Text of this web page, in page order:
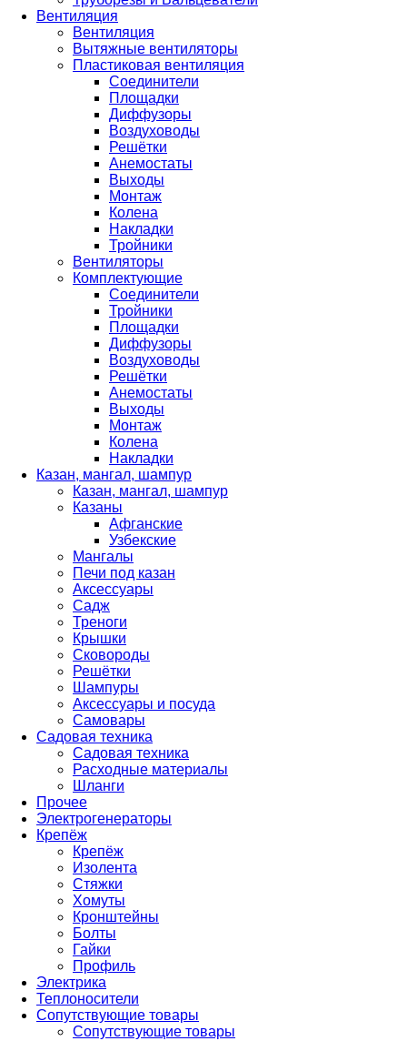
Вентиляция
Вентиляция
Вытяжные вентиляторы
Пластиковая вентиляция
Соединители
Площадки
Диффузоры
Воздуховоды
Решётки
Анемостаты
Выходы
Монтаж
Колена
Накладки
Тройники
Вентиляторы
Комплектующие
Соединители
Тройники
Площадки
Диффузоры
Воздуховоды
Решётки
Анемостаты
Выходы
Монтаж
Колена
Накладки
Казан, мангал, шампур
Казан, мангал, шампур
Казаны
Афганские
Узбекские
Мангалы
Печи под казан
Аксессуары
Садж
Треноги
Крышки
Сковороды
Решётки
Шампуры
Аксессуары и посуда
Самовары
Садовая техника
Садовая техника
Расходные материалы
Шланги
Прочее
Электрогенераторы
Крепёж
Крепёж
Изолента
Стяжки
Хомуты
Кронштейны
Болты
Гайки
Профиль
Электрика
Теплоносители
Сопутствующие товары
Сопутствующие товары